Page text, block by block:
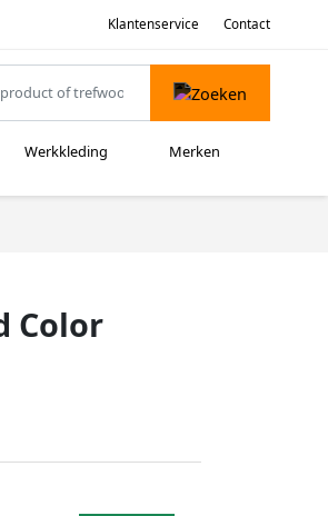
Klantenservice Contact
Werkkleding Merken
Color